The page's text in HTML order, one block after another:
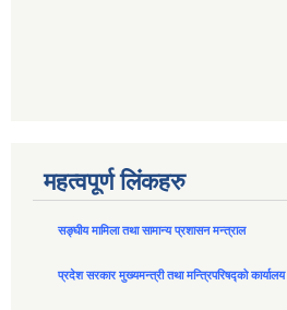
महत्वपूर्ण लिंकहरु
सङ्घीय मामिला तथा सामान्य प्रशासन मन्त्राल
प्रदेश सरकार मुख्यमन्त्री तथा मन्त्रिपरिषद्को कार्यालय